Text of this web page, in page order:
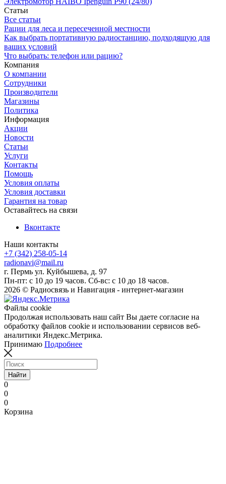
Статьи
Все статьи
Рации для леса и пересеченной местности
Как выбрать портативную радиостанцию, подходящую для
ваших условий
Что выбрать: телефон или рацию?
Компания
О компании
Сотрудники
Производители
Магазины
Политика
Информация
Акции
Новости
Статьи
Услуги
Контакты
Помощь
Условия оплаты
Условия доставки
Гарантия на товар
Оставайтесь на связи
Вконтакте
Наши контакты
+7 (342) 258-05-14
radionavi@mail.ru
г. Пермь ул. Куйбышева, д. 97
Пн-пт: с 10 до 19 часов. Сб-вс: с 10 до 18 часов.
2026 © Радиосвязь и Навигация - интернет-магазин
Файлы cookie
Продолжая использовать наш сайт Вы даете согласие на
обработку файлов cookie и использовании сервисов веб-
аналитики Яндекс.Метрика.
Принимаю Подробнее
Найти
0
0
0
Корзина